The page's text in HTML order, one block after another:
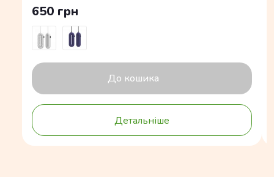
650 грн
До кошика
Детальніше